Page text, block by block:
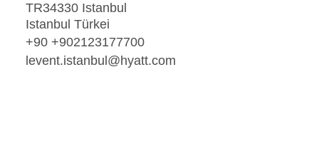
TR34330 Istanbul
Istanbul Türkei
+90 +902123177700
levent.istanbul@hyatt.com